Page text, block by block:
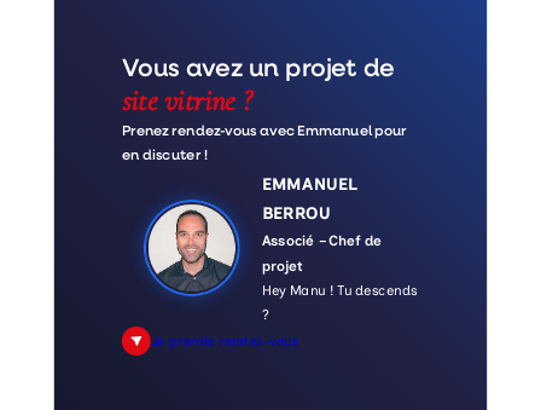
Vous avez un projet de
site vitrine ?
Prenez rendez-vous avec Emmanuel pour
en discuter !
EMMANUEL
BERROU
Associé – Chef de
projet
Hey Manu ! Tu descends
?
Je prends rendez-vous